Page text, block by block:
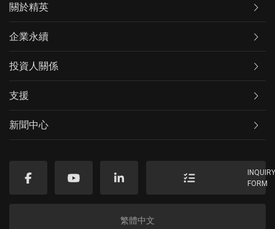
關於精英
企業永續
投資人關係
支援
新聞中心
FORM
繁體中文